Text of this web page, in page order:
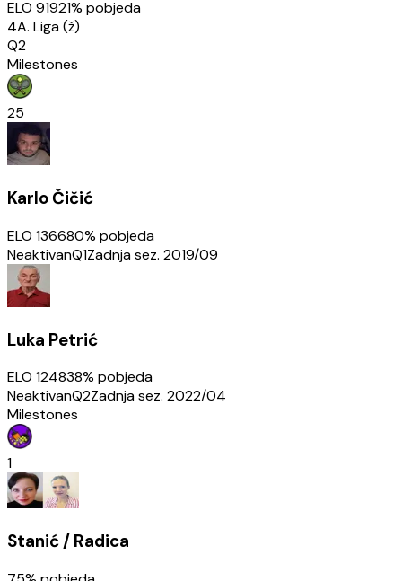
ELO 91921% pobjeda
4A. Liga (ž)
Q2
Milestones
25
Karlo Čičić
ELO 136680% pobjeda
NeaktivanQ1Zadnja sez. 2019/09
Luka Petrić
ELO 124838% pobjeda
NeaktivanQ2Zadnja sez. 2022/04
Milestones
1
Stanić / Radica